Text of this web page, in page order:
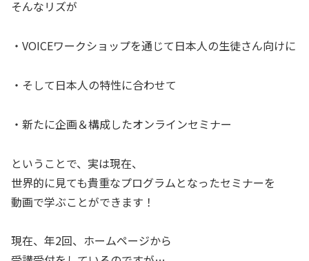
そんなリズが
・VOICEワークショップを通じて日本人の生徒さん向けに
・そして日本人の特性に合わせて
・新たに企画＆構成したオンラインセミナー
ということで、実は現在、
世界的に見ても貴重なプログラムとなったセミナーを
動画で学ぶことができます！
現在、年2回、ホームページから